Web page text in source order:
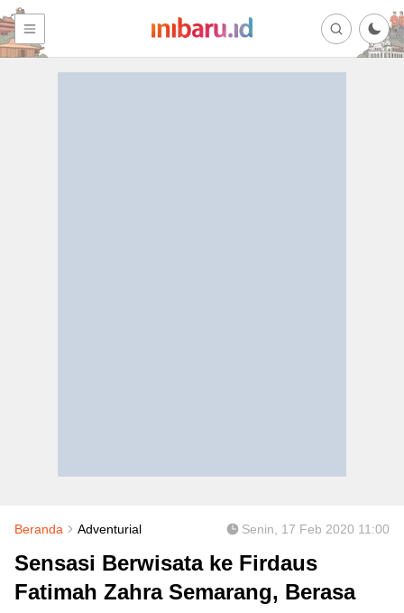
Beranda Adventurial Senin, 17 Feb 2020 11:00
Sensasi Berwisata ke Firdaus
Fatimah Zahra Semarang, Berasa